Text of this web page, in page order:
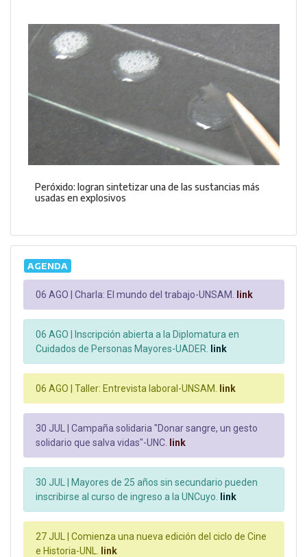
Peróxido: logran sintetizar una de las sustancias más
usadas en explosivos
AGENDA
06 AGO | Charla: El mundo del trabajo-UNSAM. link
06 AGO |
Inscripción abierta a la Diplomatura en
Cuidados de Personas Mayores-UADER.
link
06 AGO | Taller: Entrevista laboral-UNSAM. link
30 JUL |
Campaña solidaria "Donar sangre, un gesto
solidario que salva vidas"-UNC.
link
30 JUL |
Mayores de 25 años sin secundario pueden
inscribirse al curso de ingreso a la UNCuyo.
link
27 JUL |
Comienza una nueva edición del ciclo de Cine
e Historia-UNL.
link